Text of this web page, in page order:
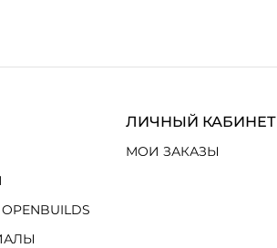
ЛИЧНЫЙ КАБИНЕТ
МОИ ЗАКАЗЫ